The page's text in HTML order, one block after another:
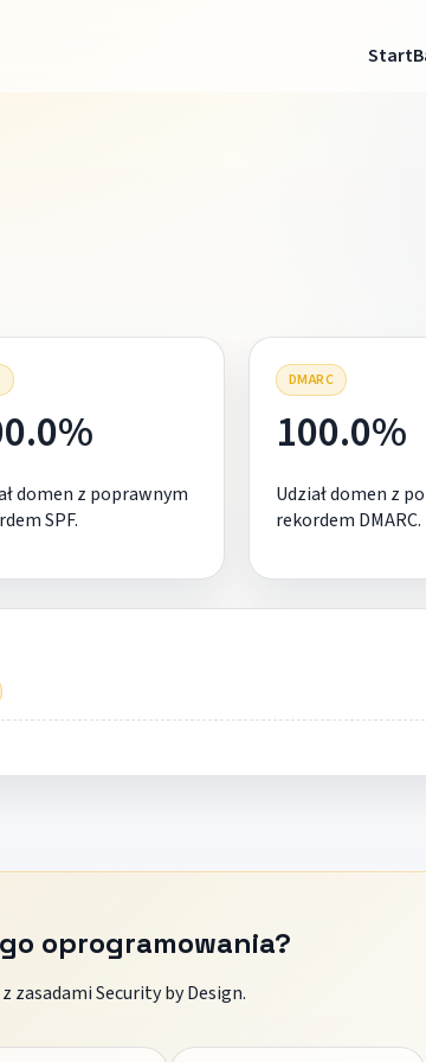
Start
domen z poprawnym
SPF.
DMARC
100.0%
Udział domen z
rekordem DMARC.
oprogramowania?
Security by Design.